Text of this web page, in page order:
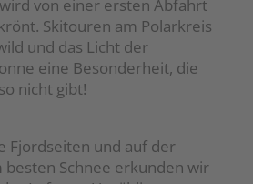
von einer ersten Abfahrt
Skitouren am Polarkreis
und das Licht der
eine Besonderheit, die
nicht gibt!
Fjordseiten und auf der
besten Schnee erkunden wir